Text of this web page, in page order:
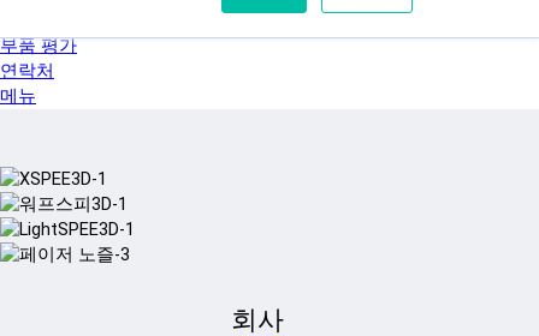
부품 평가
연락처
메뉴
회사